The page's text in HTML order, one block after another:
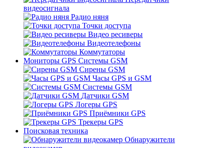
видеосигнала
Радио няня
Точки доступа
Видео ресиверы
Видеотелефоны
Коммутаторы
Мониторы GPS Системы GSM
Сирены GSM
Часы GPS и GSM
Системы GSM
Датчики GSM
Логеры GPS
Приёмники GPS
Трекеры GPS
Поисковая техника
Обнаружители